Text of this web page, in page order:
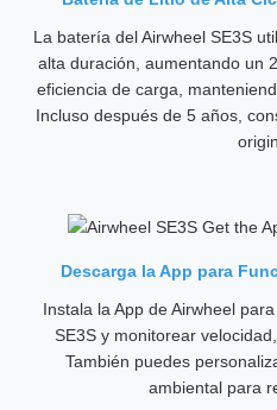
La batería del Airwheel SE3S
alta duración, aumentando un
eficiencia de carga,
Incluso después de 5 años,
Descarga la App para
Instala la App de Airwheel
SE3S y monitorear
También puedes
ambiental para